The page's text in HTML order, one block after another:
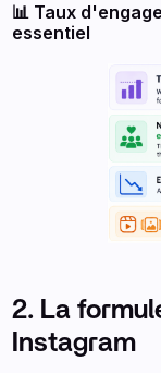
📊 Taux
essentiel
2. La
Instagram